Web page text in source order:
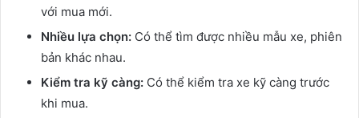
với mua mới.
Nhiều lựa chọn: Có thể tìm được nhiều mẫu xe, phiên
bản khác nhau.
Kiểm tra kỹ càng: Có thể kiểm tra xe kỹ càng trước
khi mua.